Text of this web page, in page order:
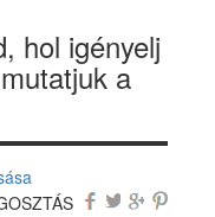
hol igényelj
a